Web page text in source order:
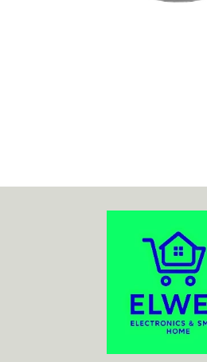
ACO
ADATA